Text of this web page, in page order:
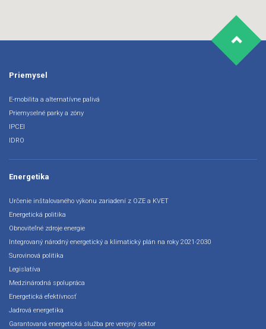
Priemysel
E-mobilita a alternatívne palivá
Priemyselné parky a zóny
IPCEI
IDRO
Energetika
Určenie inštalovaného výkonu zariadení z OZE a KVET
Energetická politika
Obnoviteľné zdroje energie
Integrovaný národný energetický a klimatický plán na roky 2021-2030
Surovinová politika
Legislatíva
Medzinárodná spolupráca
Energetická efektívnosť
Jadrová energetika
Garantovaná energetická služba pre verejný sektor